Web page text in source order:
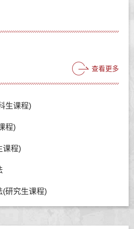
查看更多
生课程)
程)
课程)
(研究生课程)